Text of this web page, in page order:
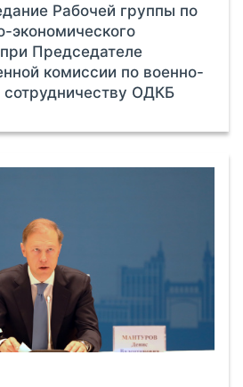
Рабочей группы по
экономического
Председателе
комиссии по военно-
ОДКБ